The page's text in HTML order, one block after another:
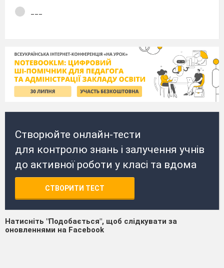
Створюйте онлайн-тести
для контролю знань і залучення учнів
до активної роботи у класі та вдома
СТВОРИТИ ТЕСТ
Натисніть "Подобається", щоб слідкувати за
оновленнями на Facebook